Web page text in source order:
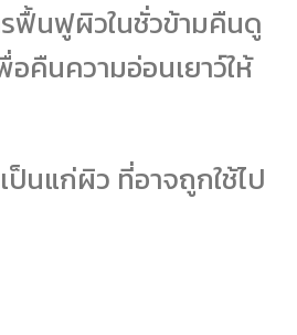
รฟื้นฟูผิวในชั่วข้ามคืนดู
คืนความอ่อนเยาว์ให้
ป็นแก่ผิว ที่อาจถูกใช้ไป